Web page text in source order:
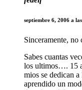
septiembre 6, 2006 a
Sinceramente, no
Sabes cuantas
los ultimos…. 15
mios se dedican
aprendido un